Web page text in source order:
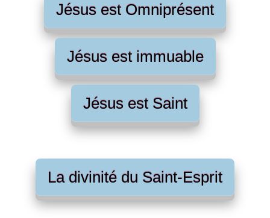
Jésus est Omniprésent
Jésus est immuable
Jésus est Saint
La divinité du Saint-Esprit